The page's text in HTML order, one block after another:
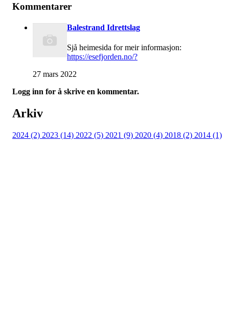
Kommentarer
Balestrand Idrettslag
Sjå heimesida for meir informasjon:
https://esefjorden.no/?
27 mars 2022
Logg inn for å skrive en kommentar.
Arkiv
2024 (2) 2023 (14) 2022 (5) 2021 (9) 2020 (4) 2018 (2) 2014 (1)